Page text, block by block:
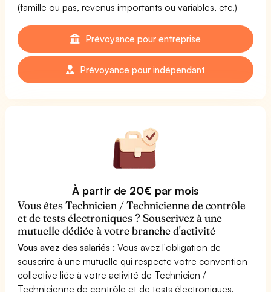
(famille ou pas, revenus importants ou variables, etc.)
Prévoyance pour entreprise
Prévoyance pour indépendant
À partir de 20€ par mois
Vous êtes Technicien / Technicienne de contrôle
et de tests électroniques ? Souscrivez à une
mutuelle dédiée à votre branche d'activité
Vous avez des salariés : Vous avez l'obligation de
souscrire à une mutuelle qui respecte votre convention
collective liée à votre activité de Technicien /
Technicienne de contrôle et de tests électroniques.